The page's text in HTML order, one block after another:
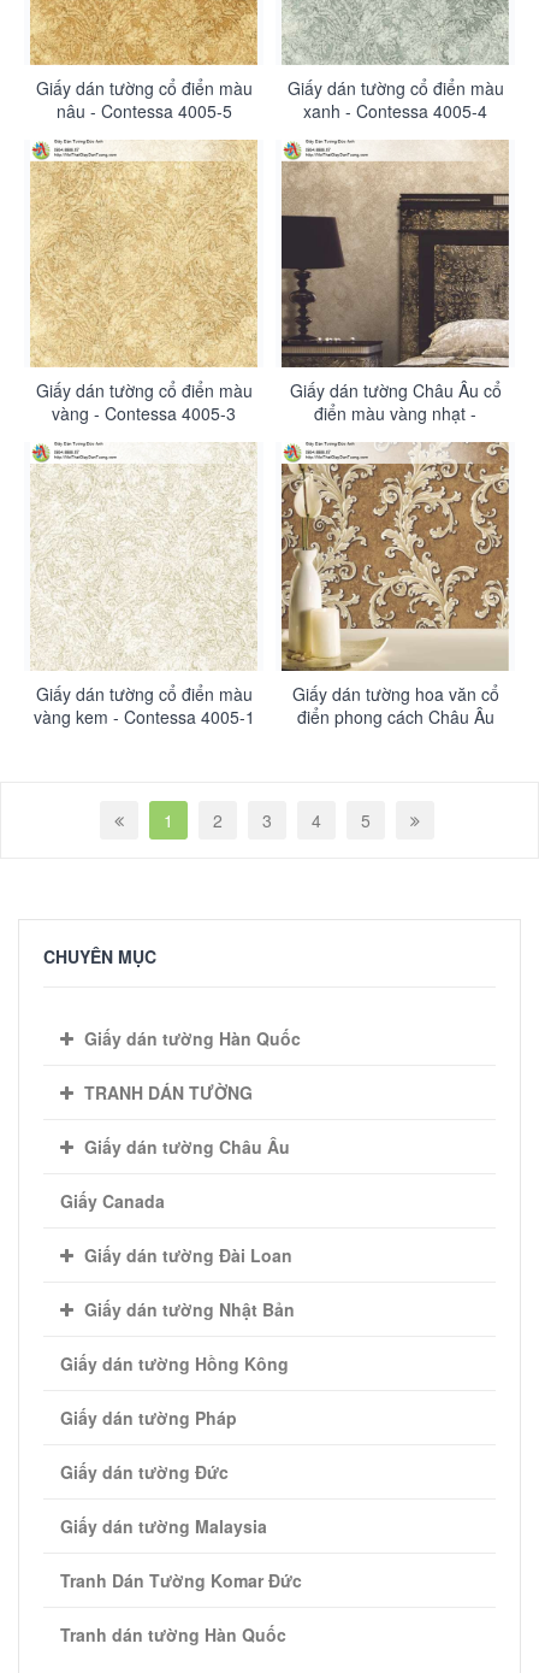
CHUYÊN MỤC
Giấy dán tường Hàn Quốc
TRANH DÁN TƯỜNG
Giấy dán tường Châu Âu
Giấy Canada
Giấy dán tường Đài Loan
Giấy dán tường Nhật Bản
Giấy dán tường Hồng Kông
Giấy dán tường Pháp
Giấy dán tường Đức
Giấy dán tường Malaysia
Tranh Dán Tường Komar Đức
Tranh dán tường Hàn Quốc
Giấy dán tường cổ điển màu
nâu - Contessa 4005-5
Giấy dán tường cổ điển màu
xanh - Contessa 4005-4
Giấy dán tường cổ điển màu
vàng - Contessa 4005-3
Giấy dán tường Châu Âu cổ
điển màu vàng nhạt -
Contessa 4005-2
Giấy dán tường cổ điển màu
vàng kem - Contessa 4005-1
Giấy dán tường hoa văn cổ
điển phong cách Châu Âu
1 2 3 4 5